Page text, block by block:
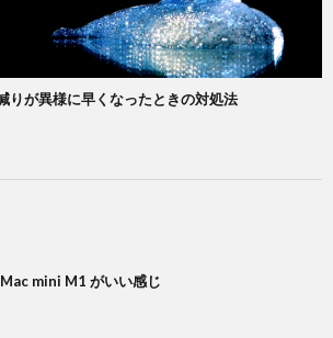
りが異様に早くなったときの対処法
mini M1 がいい感じ